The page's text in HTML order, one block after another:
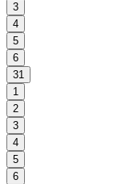
3
4
5
6
31
1
2
3
4
5
6